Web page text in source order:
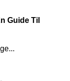
Guide Til